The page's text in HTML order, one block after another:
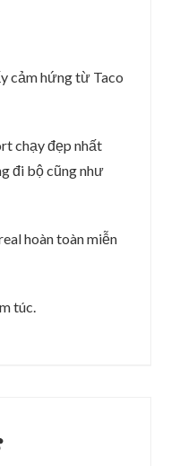
cảm hứng từ Taco
chạy đẹp nhất
đi bộ cũng như
hoàn toàn miễn
túc.